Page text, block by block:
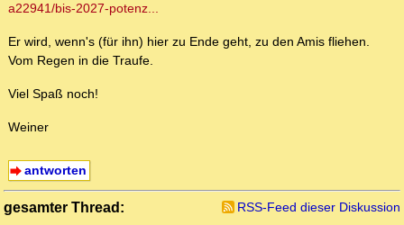
a22941/bis-2027-potenz...
Er wird, wenn's (für ihn) hier zu Ende geht, zu den Amis fliehen.
Vom Regen in die Traufe.
Viel Spaß noch!
Weiner
antworten
gesamter Thread:
RSS-Feed dieser Diskussion